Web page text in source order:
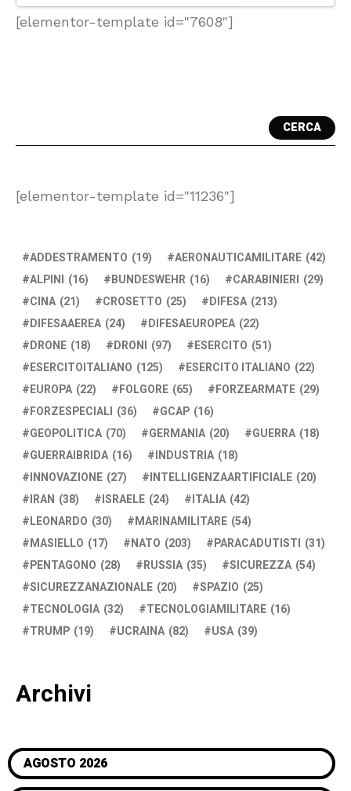
[elementor-template id="7608"]
CERCA
[elementor-template id="11236"]
ADDESTRAMENTO (19) AERONAUTICAMILITARE (42)
ALPINI (16) BUNDESWEHR (16) CARABINIERI (29)
CINA (21) CROSETTO (25) DIFESA (213)
DIFESAAEREA (24) DIFESAEUROPEA (22)
DRONE (18) DRONI (97) ESERCITO (51)
ESERCITOITALIANO (125) ESERCITO ITALIANO (22)
EUROPA (22) FOLGORE (65) FORZEARMATE (29)
FORZESPECIALI (36) GCAP (16)
GEOPOLITICA (70) GERMANIA (20) GUERRA (18)
GUERRAIBRIDA (16) INDUSTRIA (18)
INNOVAZIONE (27) INTELLIGENZAARTIFICIALE (20)
IRAN (38) ISRAELE (24) ITALIA (42)
LEONARDO (30) MARINAMILITARE (54)
MASIELLO (17) NATO (203) PARACADUTISTI (31)
PENTAGONO (28) RUSSIA (35) SICUREZZA (54)
SICUREZZANAZIONALE (20) SPAZIO (25)
TECNOLOGIA (32) TECNOLOGIAMILITARE (16)
TRUMP (19) UCRAINA (82) USA (39)
Archivi
AGOSTO 2026